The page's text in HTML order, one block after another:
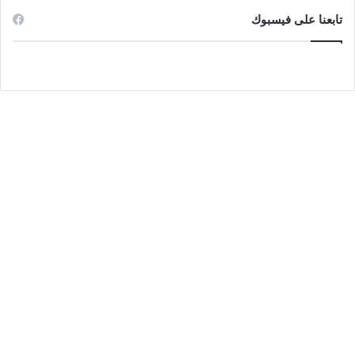
تابعنا على فيسبوك